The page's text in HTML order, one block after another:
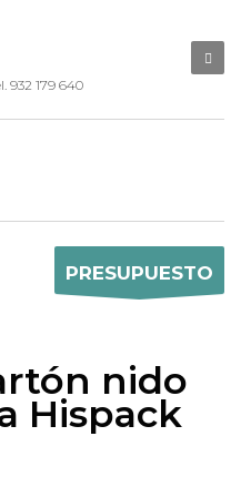
932 179 640
PRESUPUESTO
nido
Hispack